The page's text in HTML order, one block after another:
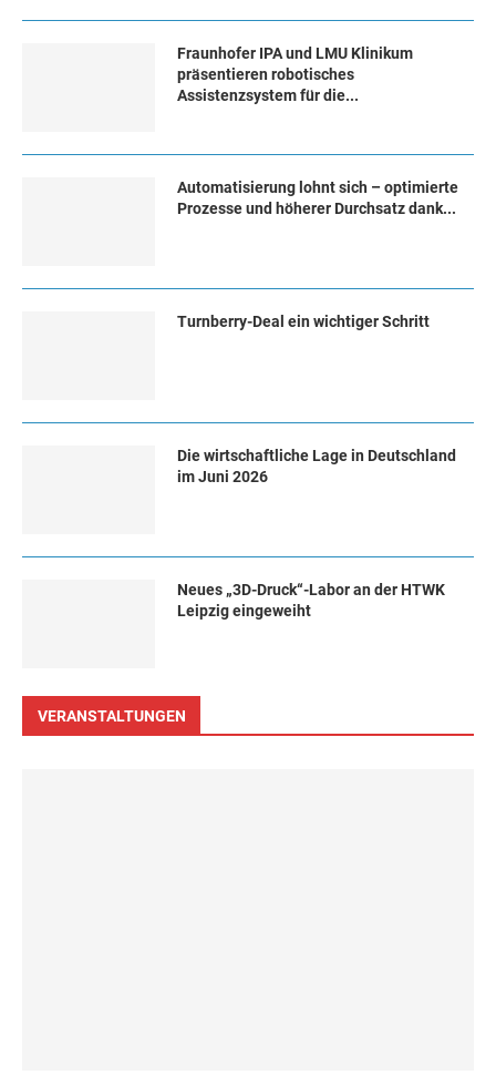
Fraunhofer IPA und LMU Klinikum
präsentieren robotisches
Assistenzsystem für die...
Automatisierung lohnt sich – optimierte
Prozesse und höherer Durchsatz dank...
Turn­ber­ry-Deal ein wich­ti­ger Schritt
Die wirtschaftliche Lage in Deutschland
im Juni 2026
Neues „3D-Druck“-Labor an der HTWK
Leipzig eingeweiht
VERANSTALTUNGEN